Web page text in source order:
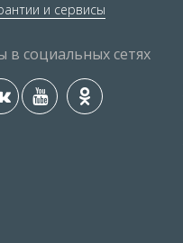
и сервисы
в социальных сетях